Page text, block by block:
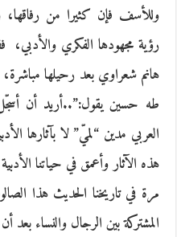
وللأسف فإن كثيرا من رفاقها،
رؤية مجهودها الفكري والأدبي،
هانم شعراوي بعد رحيلها
طه حسين‮ ‬يقول‮:”..‬أريد أن
العربي مدين‮ “‬لميّ‮” ‬لا بآثارها
هذه الآثار وأعمق في حياتنا
مرة في تاريخنا الحديث هذا
المشتركة بين الرجال والنساء